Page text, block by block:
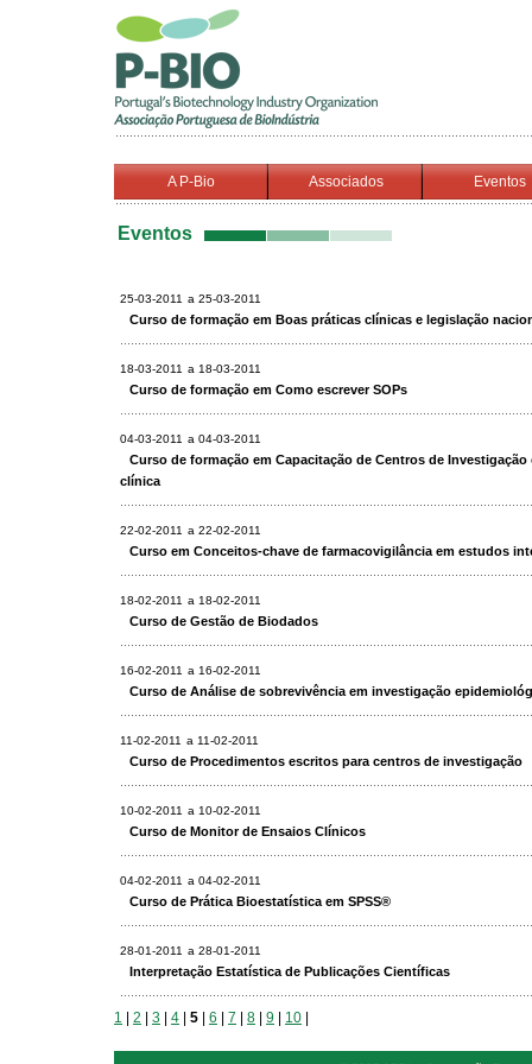
A P-Bio Associados Eventos
Eventos
25-03-2011 a 25-03-2011
Curso de formação em Boas práticas clínicas e legislação
18-03-2011 a 18-03-2011
Curso de formação em Como escrever SOPs
04-03-2011 a 04-03-2011
Curso de formação em Capacitação de Centros de
clínica
22-02-2011 a 22-02-2011
Curso em Conceitos-chave de farmacovigilância em estudos
18-02-2011 a 18-02-2011
Curso de Gestão de Biodados
16-02-2011 a 16-02-2011
Curso de Análise de sobrevivência em investigação
11-02-2011 a 11-02-2011
Curso de Procedimentos escritos para centros de investigação
10-02-2011 a 10-02-2011
Curso de Monitor de Ensaios Clínicos
04-02-2011 a 04-02-2011
Curso de Prática Bioestatística em SPSS®
28-01-2011 a 28-01-2011
Interpretação Estatística de Publicações Científicas
1 2 3 4 5 6 7 8 9 10